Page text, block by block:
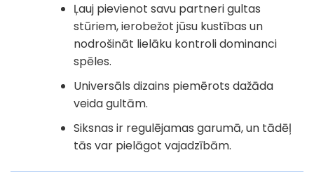
Ļauj pievienot savu partneri gultas
stūriem, ierobežot jūsu kustības un
nodrošināt lielāku kontroli dominanci
spēles.
Universāls dizains piemērots dažāda
veida gultām.
Siksnas ir regulējamas garumā, un tādēļ
tās var pielāgot vajadzībām.